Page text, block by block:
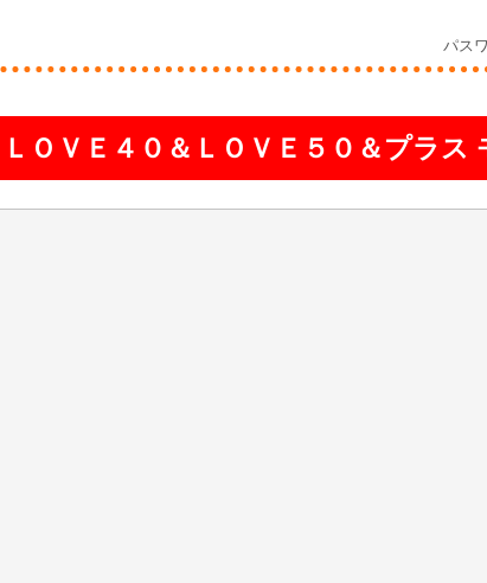
パス
ＯＶＥ４０＆ＬＯＶＥ５０＆プラス